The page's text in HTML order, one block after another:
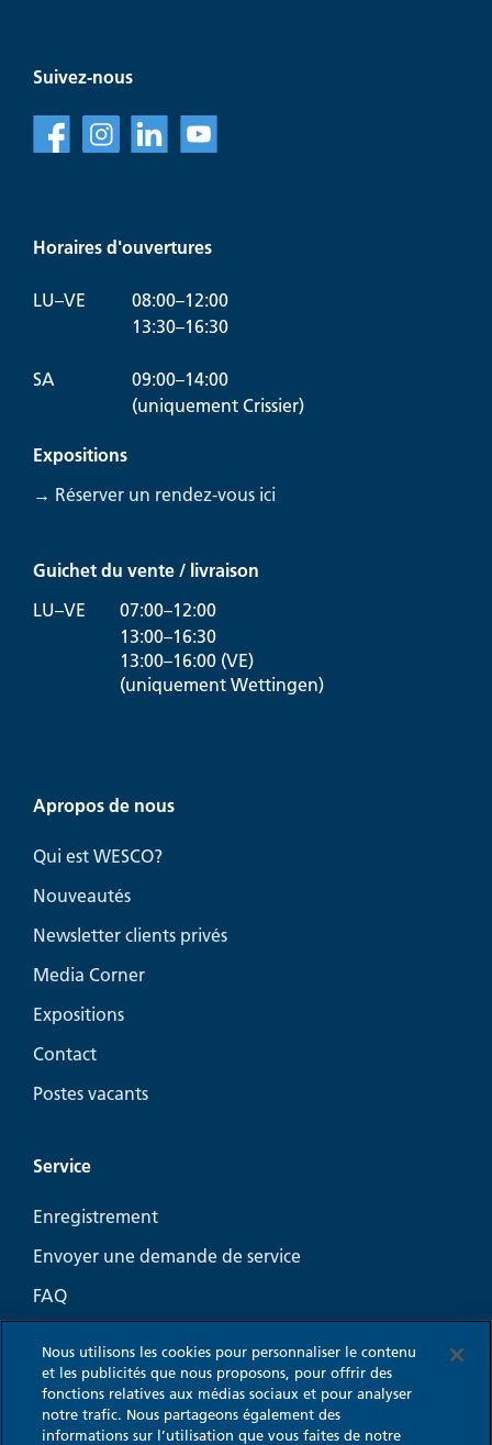
Suivez-nous
f l v
Horaires d'ouvertures
LU–VE
08:00–12:00
13:30–16:30
SA
09:00–14:00
(uniquement Crissier)
Expositions
→ Réserver un rendez-vous ici
Guichet du vente / livraison
LU–VE
07:00–12:00
13:00–16:30
13:00–16:00 (VE)
(uniquement Wettingen)
Apropos de nous
Qui est WESCO?
Nouveautés
Newsletter clients privés
Media Corner
Expositions
Contact
Postes vacants
Service
Enregistrement
Envoyer une demande de service
FAQ
Coin Marketing pour l’aération de cuisine
Nous utilisons les cookies pour personnaliser le contenu
et les publicités que nous proposons, pour offrir des
fonctions relatives aux médias sociaux et pour analyser
notre trafic. Nous partageons également des
informations sur l’utilisation que vous faites de notre